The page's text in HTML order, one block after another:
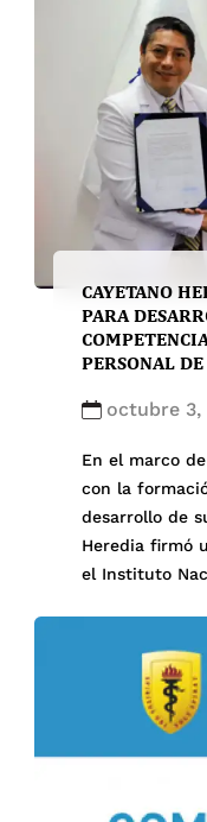
Africana”
CAYETANO
PARA
PERSONAL
octubre 3,
En el marco
con la
desarrollo de
Heredia firmó
el Instituto
beneficiarán
a los
de Medicina,